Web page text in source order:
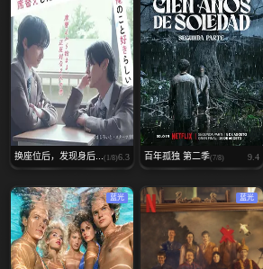
换座位后，发现身后... (1/8)6.3 百年孤独 第二季(7/8) 9.4
蓝光 蓝光